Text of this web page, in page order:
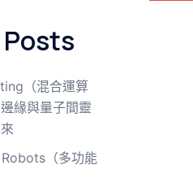
（混合運算
緣與量子間靈
（多功能